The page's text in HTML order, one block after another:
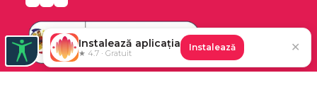
Instalează aplicația
★ 4.7 · Gratuit
Instalează ✕